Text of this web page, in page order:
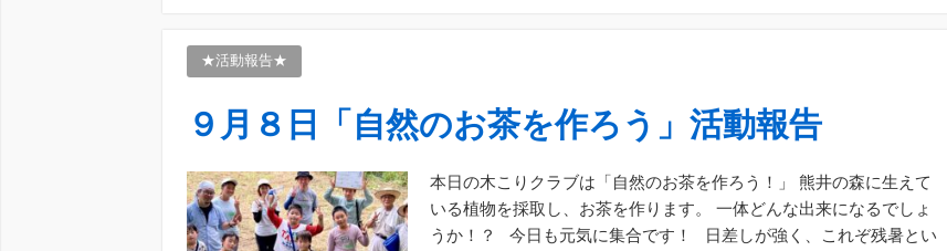
★活動報告★
９月８日「自然のお茶を作ろう」活動報告
本日の木こりクラブは「自然のお茶を作ろう！」 熊井の森に生えて
いる植物を採取し、お茶を作ります。 一体どんな出来になるでしょ
うか！？ 今日も元気に集合です！ 日差しが強く、これぞ残暑とい